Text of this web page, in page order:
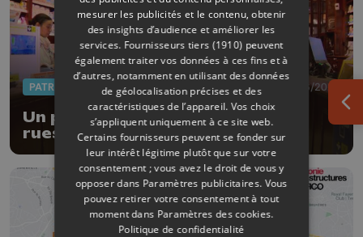
PATRIMOINE 18/06/2026
Un parcours thématique dans les
rues de la Ville de Liège
mesurer les publicités et le contenu, obtenir
des insights d’audience et améliorer les
services. Fournisseurs tiers (1910) peuvent
également traiter vos données à ces fins et à
d’autres, notamment en utilisant des données
de géolocalisation précises et des
caractéristiques de l’appareil. Vos choix
s’appliquent uniquement à ce site web.
Certains fournisseurs peuvent se fonder sur
leur intérêt légitime plutôt que sur votre
consentement ; vous avez le droit de vous y
opposer dans Paramètres publicitaires. Vous
pouvez retirer votre consentement à tout
moment dans Paramètres des cookies.
Politique de confidentialité